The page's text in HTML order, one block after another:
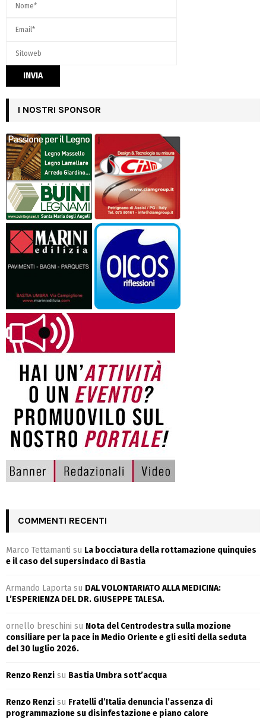
I NOSTRI SPONSOR
COMMENTI RECENTI
Marco Tettamanti su La bocciatura della rottamazione quinquies
e il caso del supersindaco di Bastia
Armando Laporta su DAL VOLONTARIATO ALLA MEDICINA:
L’ESPERIENZA DEL DR. GIUSEPPE TALESA.
ornello breschini su Nota del Centrodestra sulla mozione
consiliare per la pace in Medio Oriente e gli esiti della seduta
del 30 luglio 2026.
Renzo Renzi su Bastia Umbra sott’acqua
Renzo Renzi su Fratelli d’Italia denuncia l’assenza di
programmazione su disinfestazione e piano calore